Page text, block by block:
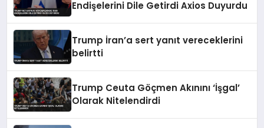
Endişelerini Dile Getirdi Axios Duyurdu
Trump İran’a sert yanıt vereceklerini
belirtti
Trump Ceuta Göçmen Akınını ‘İşgal’
Olarak Nitelendirdi